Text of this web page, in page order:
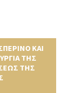
ΚΑΙ
ΤΗΣ
ΤΗΣ